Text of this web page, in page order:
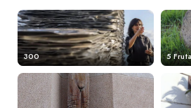
300 5